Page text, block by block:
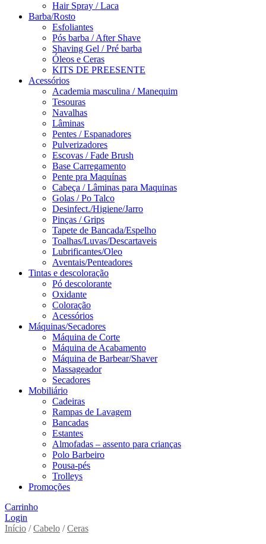
Hair Spray / Laca
Barba/Rosto
Esfoliantes
Pós barba / After Shave
Shaving Gel / Pré barba
Óleos e Ceras
KITS DE PREESENTE
Acessórios
Academia masculina / Manequim
Tesouras
Navalhas
Lâminas
Pentes / Espanadores
Pulverizadores
Escovas / Fade Brush
Base Carregamento
Pente pra Maquínas
Cabeça / Lâminas para Maquinas
Golas / Po Talco
Desinfect./Higiene/Jarro
Pinças / Grips
Tapete de Bancada/Espelho
Toalhas/Luvas/Descartaveis
Lubrificantes/Oleo
Aventais/Penteadores
Tintas e descoloração
Pó descolorante
Oxidante
Coloração
Acessórios
Máquinas/Secadores
Máquina de Corte
Máquina de Acabamento
Máquina de Barbear/Shaver
Massageador
Secadores
Mobiliário
Cadeiras
Rampas de Lavagem
Bancadas
Estantes
Almofadas – assento para crianças
Polo Barbeiro
Pousa-pés
Trolleys
Promoções
Carrinho
Login
Início /Cabelo /Ceras